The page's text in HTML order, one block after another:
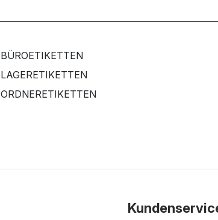
BÜROETIKETTEN
LAGERETIKETTEN
ORDNERETIKETTEN